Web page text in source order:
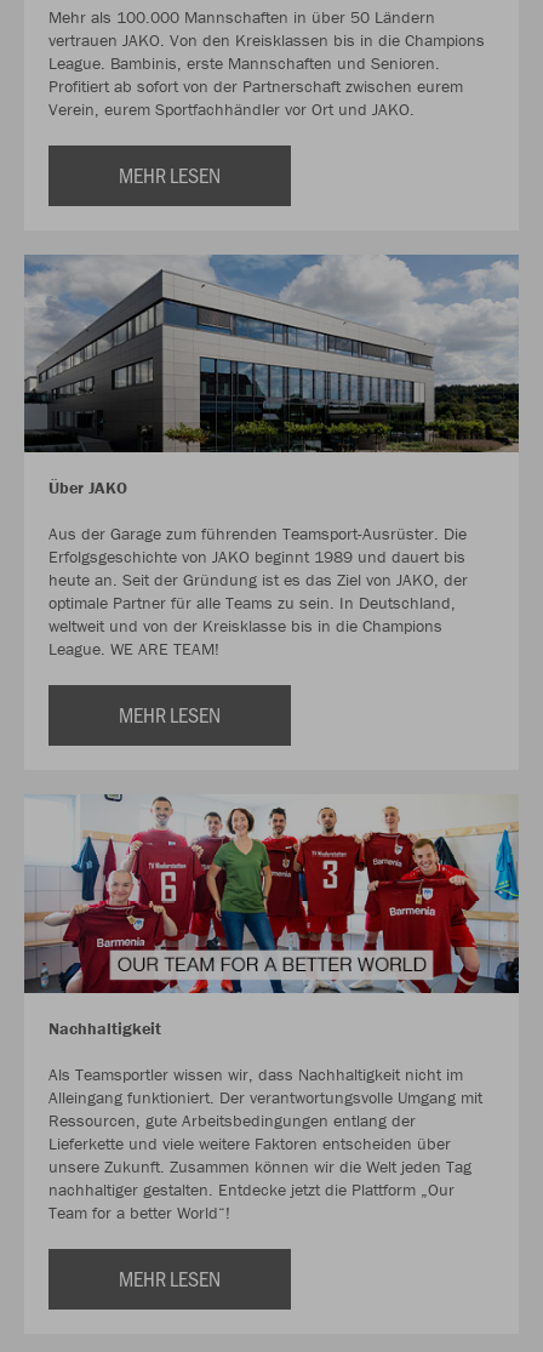
Mehr als 100.000 Mannschaften in über 50 Ländern
vertrauen JAKO. Von den Kreisklassen bis in die Champions
League. Bambinis, erste Mannschaften und Senioren.
Profitiert ab sofort von der Partnerschaft zwischen eurem
Verein, eurem Sportfachhändler vor Ort und JAKO.
MEHR LESEN
Über JAKO
Aus der Garage zum führenden Teamsport-Ausrüster. Die
Erfolgsgeschichte von JAKO beginnt 1989 und dauert bis
heute an. Seit der Gründung ist es das Ziel von JAKO, der
optimale Partner für alle Teams zu sein. In Deutschland,
weltweit und von der Kreisklasse bis in die Champions
League. WE ARE TEAM!
MEHR LESEN
Nachhaltigkeit
Als Teamsportler wissen wir, dass Nachhaltigkeit nicht im
Alleingang funktioniert. Der verantwortungsvolle Umgang mit
Ressourcen, gute Arbeitsbedingungen entlang der
Lieferkette und viele weitere Faktoren entscheiden über
unsere Zukunft. Zusammen können wir die Welt jeden Tag
nachhaltiger gestalten. Entdecke jetzt die Plattform „Our
Team for a better World“!
MEHR LESEN